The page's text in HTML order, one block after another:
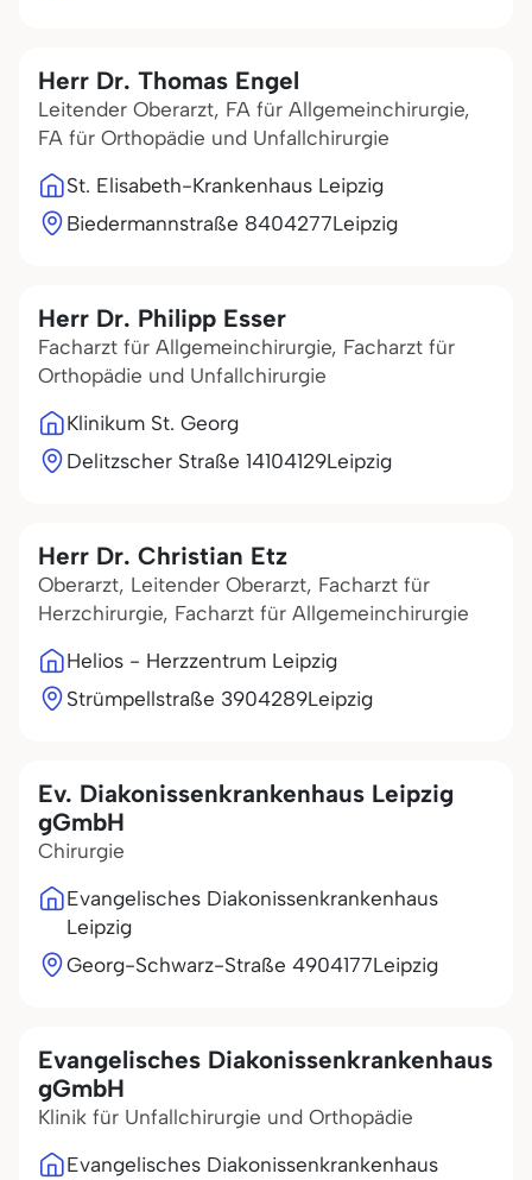
Herr Dr. Thomas Engel
Leitender Oberarzt, FA für Allgemeinchirurgie,
FA für Orthopädie und Unfallchirurgie
St. Elisabeth-Krankenhaus Leipzig
Biedermannstraße 8404277Leipzig
Herr Dr. Philipp Esser
Facharzt für Allgemeinchirurgie, Facharzt für
Orthopädie und Unfallchirurgie
Klinikum St. Georg
Delitzscher Straße 14104129Leipzig
Herr Dr. Christian Etz
Oberarzt, Leitender Oberarzt, Facharzt für
Herzchirurgie, Facharzt für Allgemeinchirurgie
Helios - Herzzentrum Leipzig
Strümpellstraße 3904289Leipzig
Ev. Diakonissenkrankenhaus Leipzig
gGmbH
Chirurgie
Evangelisches Diakonissenkrankenhaus
Leipzig
Georg-Schwarz-Straße 4904177Leipzig
Evangelisches Diakonissenkrankenhaus
gGmbH
Klinik für Unfallchirurgie und Orthopädie
Evangelisches Diakonissenkrankenhaus